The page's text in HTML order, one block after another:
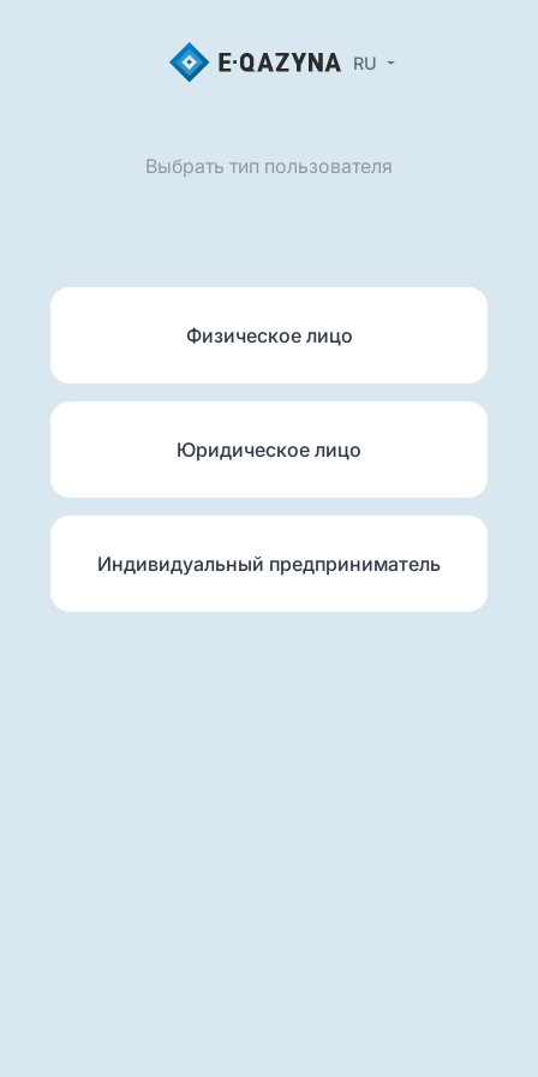
RU
Выбрать тип пользователя
Физическое лицо
Юридическое лицо
Индивидуальный предприниматель